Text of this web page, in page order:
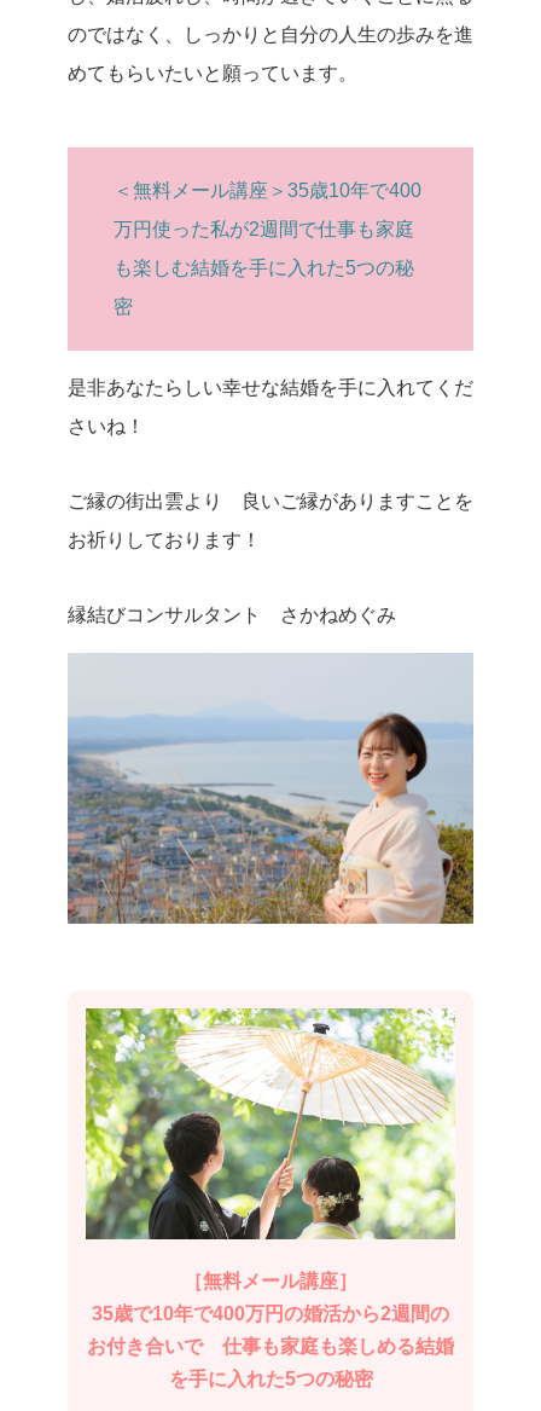
のではなく、しっかりと自分の人生の歩みを進
めてもらいたいと願っています。
＜無料メール講座＞35歳10年で400
万円使った私が2週間で仕事も家庭
も楽しむ結婚を手に入れた5つの秘
密
是非あなたらしい幸せな結婚を手に入れてくだ
さいね！
ご縁の街出雲より 良いご縁がありますことを
お祈りしております！
縁結びコンサルタント さかねめぐみ
［無料メール講座］
35歳で10年で400万円の婚活から2週間の
お付き合いで 仕事も家庭も楽しめる結婚
を手に入れた5つの秘密